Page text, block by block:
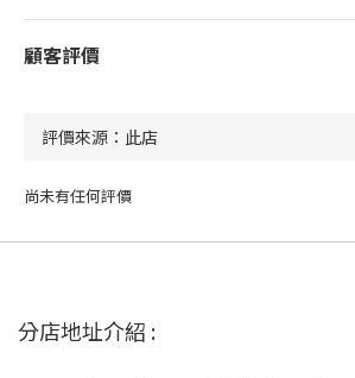
顧客評價
尚未有任何評價
分店地址介紹 :